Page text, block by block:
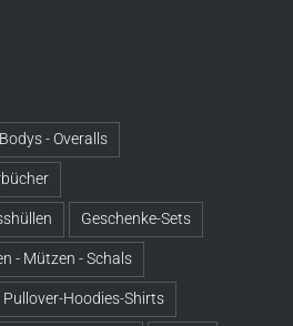
Bodys - Overalls
Geschenke-Sets
- Mützen - Schals
Pullover-Hoodies-Shirts